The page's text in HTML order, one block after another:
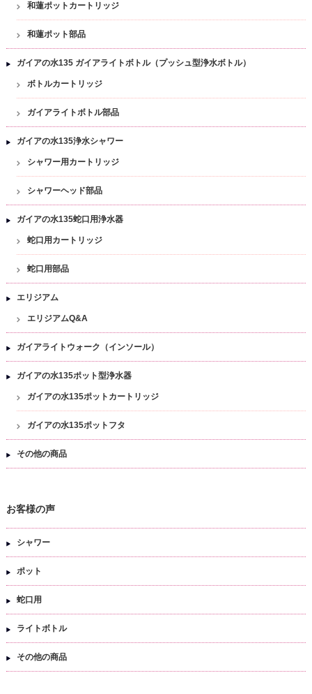
和蓮ポットカートリッジ
和蓮ポット部品
ガイアの水135 ガイアライトボトル（プッシュ型浄水ボトル）
ボトルカートリッジ
ガイアライトボトル部品
ガイアの水135浄水シャワー
シャワー用カートリッジ
シャワーヘッド部品
ガイアの水135蛇口用浄水器
蛇口用カートリッジ
蛇口用部品
エリジアム
エリジアムQ&A
ガイアライトウォーク（インソール）
ガイアの水135ポット型浄水器
ガイアの水135ポットカートリッジ
ガイアの水135ポットフタ
その他の商品
お客様の声
シャワー
ポット
蛇口用
ライトボトル
その他の商品